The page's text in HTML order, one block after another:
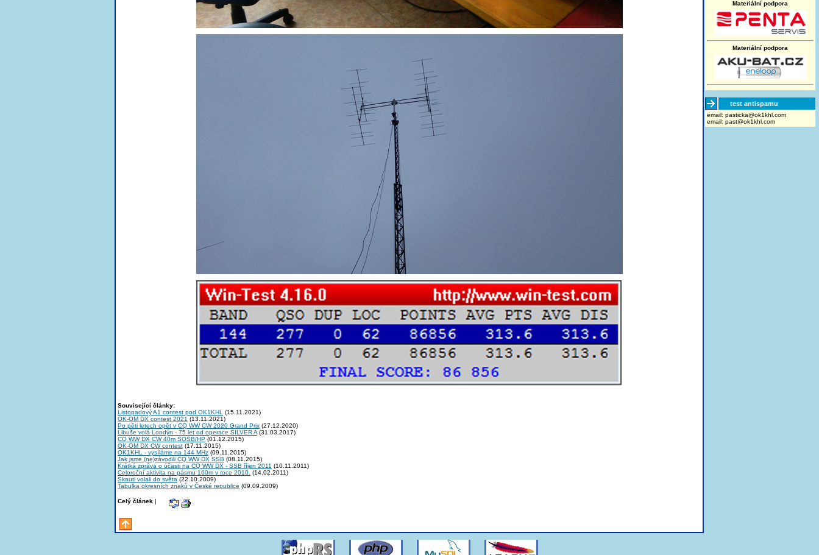
Související články:
Listopadový A1 contest pod OK1KHL
(15.11.2021)
OK-OM DX contest 2021 (13.11.2021)
Po pěti letech opět v CQ WW CW 2020 Grand Prix (27.12.2020)
Libuše volá Londýn - 75 let od operace SILVER A (31.03.2017)
CQ WW DX CW 40m SOSB/HP (01.12.2015)
OK-OM DX CW contest (17.11.2015)
OK1KHL - vysíláme na 144 MHz (09.11.2015)
Jak jsme (ne)závodili CQ WW DX SSB (08.11.2015)
Krátká zpráva o účasti na CQ WW DX - SSB říjen 2011 (10.11.2011)
Celoroční aktivita na pásmu 160m v roce 2010. (14.02.2011)
Skauti volali do světa (22.10.2009)
Tabulka okresních znaků v České republice (09.09.2009)
Celý článek |
Materiální podpora
Materiální podpora
test antispamu
email: moc.lhk1ko@akcitsap
email: past@ok1khl.com